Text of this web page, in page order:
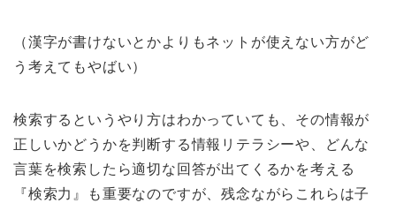
（漢字が書けないとかよりもネットが使えない方がど
う考えてもやばい）
検索するというやり方はわかっていても、その情報が
正しいかどうかを判断する情報リテラシーや、どんな
言葉を検索したら適切な回答が出てくるかを考える
『検索力』も重要なのですが、残念ながらこれらは子